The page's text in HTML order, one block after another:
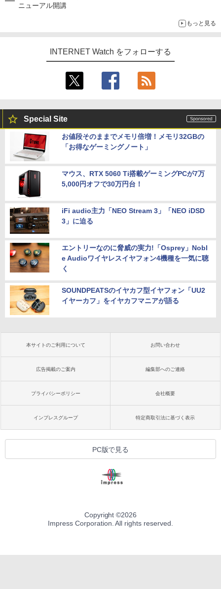
ニューアル開講
もっと見る
INTERNET Watch をフォローする
Special Site
お値段そのままでメモリ倍増！メモリ32GBの
「お得なゲーミングノート」
マウス、RTX 5060 Ti搭載ゲーミングPCが7万
5,000円オフで30万円台！
iFi audio主力「NEO Stream 3」「NEO iDSD
3」に迫る
エントリーなのに脅威の実力!「Osprey」Nobl
e Audioワイヤレスイヤフォン4機種を一気に聴
く
SOUNDPEATSのイヤカフ型イヤフォン「UU2
イヤーカフ」をイヤカフマニアが語る
本サイトのご利用について お問い合わせ
広告掲載のご案内 編集部へのご連絡
プライバシーポリシー 会社概要
インプレスグループ 特定商取引法に基づく表示
PC版で見る
Copyright ©2026
Impress Corporation. All rights reserved.